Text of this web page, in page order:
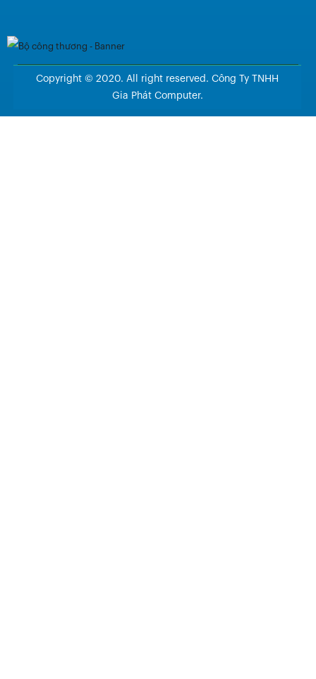
Copyright © 2020. All right reserved. Công Ty TNHH
Gia Phát Computer.